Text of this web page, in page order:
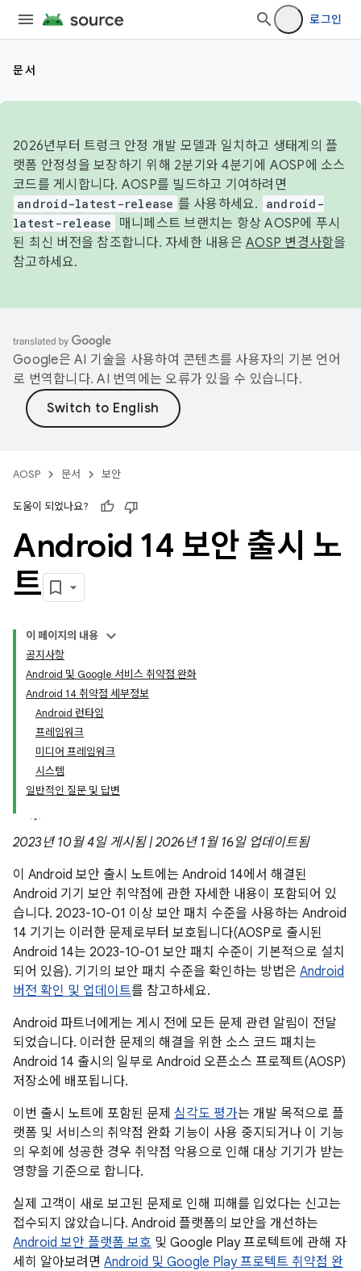
로그인
문서
2026년부터 트렁크 안정 개발 모델과 일치하고 생태계의 플
랫폼 안정성을 보장하기 위해 2분기와 4분기에 AOSP에 소스
코드를 게시합니다. AOSP를 빌드하고 기여하려면
android-latest-release 를 사용하세요.
android-
latest-release
매니페스트 브랜치는 항상 AOSP에 푸시
된 최신 버전을 참조합니다. 자세한 내용은 AOSP 변경사항을
참고하세요.
Google은 AI 기술을 사용하여 콘텐츠를 사용자의 기본 언어
로 번역합니다. AI 번역에는 오류가 있을 수 있습니다.
AOSP 문서 보안
도움이 되었나요?
Android 14 보안 출시 노
트
이 페이지의 내용
공지사항
Android 및 Google 서비스 취약점 완화
Android 14 취약점 세부정보
Android 런타임
프레임워크
미디어 프레임워크
시스템
일반적인 질문 및 답변
2023년 10월 4일 게시됨 | 2026년 1월 16일 업데이트됨
이 Android 보안 출시 노트에는 Android 14에서 해결된
Android 기기 보안 취약점에 관한 자세한 내용이 포함되어 있
습니다. 2023-10-01 이상 보안 패치 수준을 사용하는 Android
14 기기는 이러한 문제로부터 보호됩니다(AOSP로 출시된
Android 14는 2023-10-01 보안 패치 수준이 기본적으로 설치
되어 있음). 기기의 보안 패치 수준을 확인하는 방법은 Android
버전 확인 및 업데이트를 참고하세요.
Android 파트너에게는 게시 전에 모든 문제 관련 알림이 전달
되었습니다. 이러한 문제의 해결을 위한 소스 코드 패치는
Android 14 출시의 일부로 Android 오픈소스 프로젝트(AOSP)
저장소에 배포됩니다.
이번 출시 노트에 포함된 문제 심각도 평가는 개발 목적으로 플
랫폼 및 서비스의 취약점 완화 기능이 사용 중지되거나 이 기능
의 우회에 성공한 경우 취약점 악용으로 인해 대상 기기가 받는
영향을 기준으로 합니다.
실제 고객이 새로 보고된 문제로 인해 피해를 입었다는 신고는
접수되지 않았습니다. Android 플랫폼의 보안을 개선하는
Android 보안 플랫폼 보호 및 Google Play 프로텍트에 관해 자
세히 알아보려면 Android 및 Google Play 프로텍트 취약점 완